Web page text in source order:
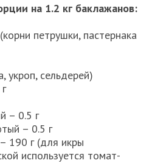
на 1.2 кг баклажанов:
петрушки, пастернака
укроп, сельдерей)
– 0.5 г
– 0.5 г
190 г (для икры
используется томат-